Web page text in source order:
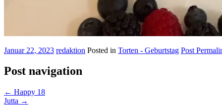
Januar 22, 2023 redaktion Posted in Torten - Geburtstag Post
Post navigation
← Happy 18
Jutta →